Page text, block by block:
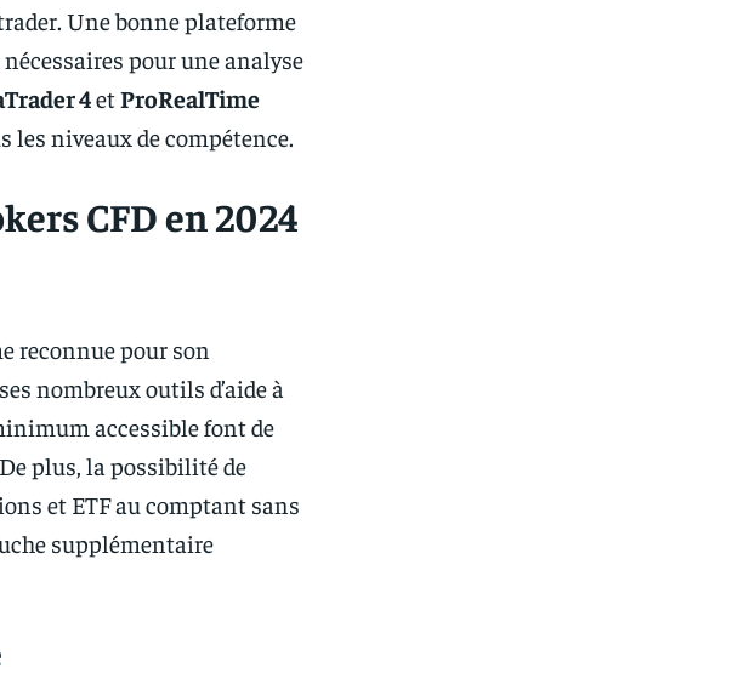
Une bonne plateforme
pour une analyse
4etProRealTime
niveaux de compétence.
CFD en 2024
reconnue pour son
nombreux outils d’aide à
accessible font de
plus, la possibilité de
et ETF au comptant sans
supplémentaire